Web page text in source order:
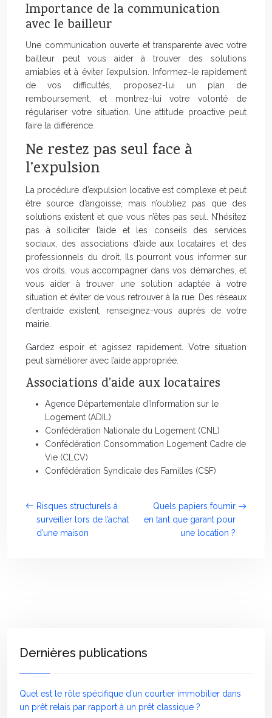
Importance de la communication
avec le bailleur
Une communication ouverte et transparente avec votre
bailleur peut vous aider à trouver des solutions
amiables et à éviter l’expulsion. Informez-le rapidement
de vos difficultés, proposez-lui un plan de
remboursement, et montrez-lui votre volonté de
régulariser votre situation. Une attitude proactive peut
faire la différence.
Ne restez pas seul face à
l’expulsion
La procédure d’expulsion locative est complexe et peut
être source d’angoisse, mais n’oubliez pas que des
solutions existent et que vous n’êtes pas seul. N’hésitez
pas à solliciter l’aide et les conseils des services
sociaux, des associations d’aide aux locataires et des
professionnels du droit. Ils pourront vous informer sur
vos droits, vous accompagner dans vos démarches, et
vous aider à trouver une solution adaptée à votre
situation et éviter de vous retrouver à la rue. Des réseaux
d’entraide existent, renseignez-vous auprès de votre
mairie.
Gardez espoir et agissez rapidement. Votre situation
peut s’améliorer avec l’aide appropriée.
Associations d’aide aux locataires
Agence Départementale d’Information sur le
Logement (ADIL)
Confédération Nationale du Logement (CNL)
Confédération Consommation Logement Cadre de
Vie (CLCV)
Confédération Syndicale des Familles (CSF)
Risques structurels à
surveiller lors de l’achat
d’une maison
Quels papiers fournir
en tant que garant pour
une location ?
Dernières publications
Quel est le rôle spécifique d’un courtier immobilier dans
un prêt relais par rapport à un prêt classique ?